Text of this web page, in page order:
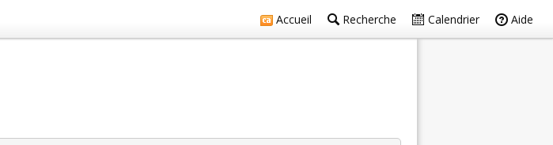
Accueil Recherche Calendrier Aide